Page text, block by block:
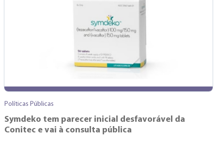
Políticas Públicas
Symdeko tem parecer inicial desfavorável da
Conitec e vai à consulta pública